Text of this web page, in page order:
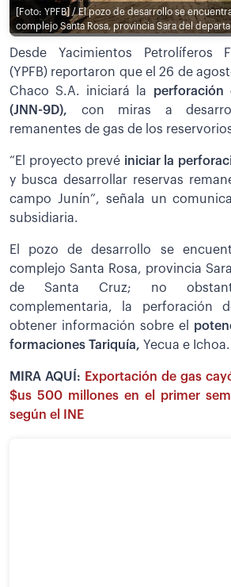
[Foto: YPFB] / El pozo de desarrollo se
complejo Santa Rosa, provincia Sara del
Desde Yacimientos Petrolíferos
(YPFB) reportaron que el 26 de
Chaco S.A. iniciará la perforación
(JNN-9D), con miras a
remanentes de gas de los
“El proyecto prevé iniciar la
y busca desarrollar reservas
campo Junín”, señala un
subsidiaria.
El pozo de desarrollo se
complejo Santa Rosa, provincia
de Santa Cruz; no
complementaria, la perforación
obtener información sobre el
formaciones Tariquía, Yecua e Ichoa.
MIRA AQUÍ: Exportación de gas
$us 500 millones en el primer
según el INE